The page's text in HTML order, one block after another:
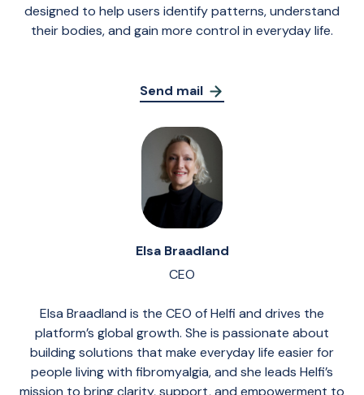
designed to help users identify patterns, understand
their bodies, and gain more control in everyday life.
Send mail
Elsa Braadland
CEO
Elsa Braadland is the CEO of Helfi and drives the
platform’s global growth. She is passionate about
building solutions that make everyday life easier for
people living with fibromyalgia, and she leads Helfi’s
mission to bring clarity, support, and empowerment to